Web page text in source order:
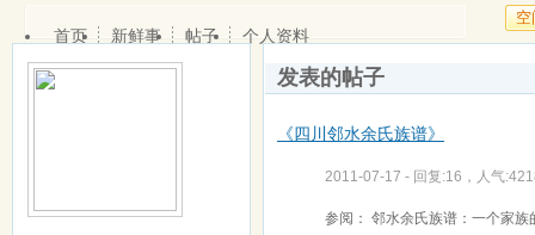
空
首页 新鲜事 帖子 个人资料
发表的帖子
《四川邻水余氏族谱》
2011-07-17 - 回复:16，人气
参阅： 邻水余氏族谱：一个家